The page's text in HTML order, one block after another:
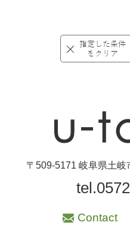
〒509-5171 岐阜県土
Contact